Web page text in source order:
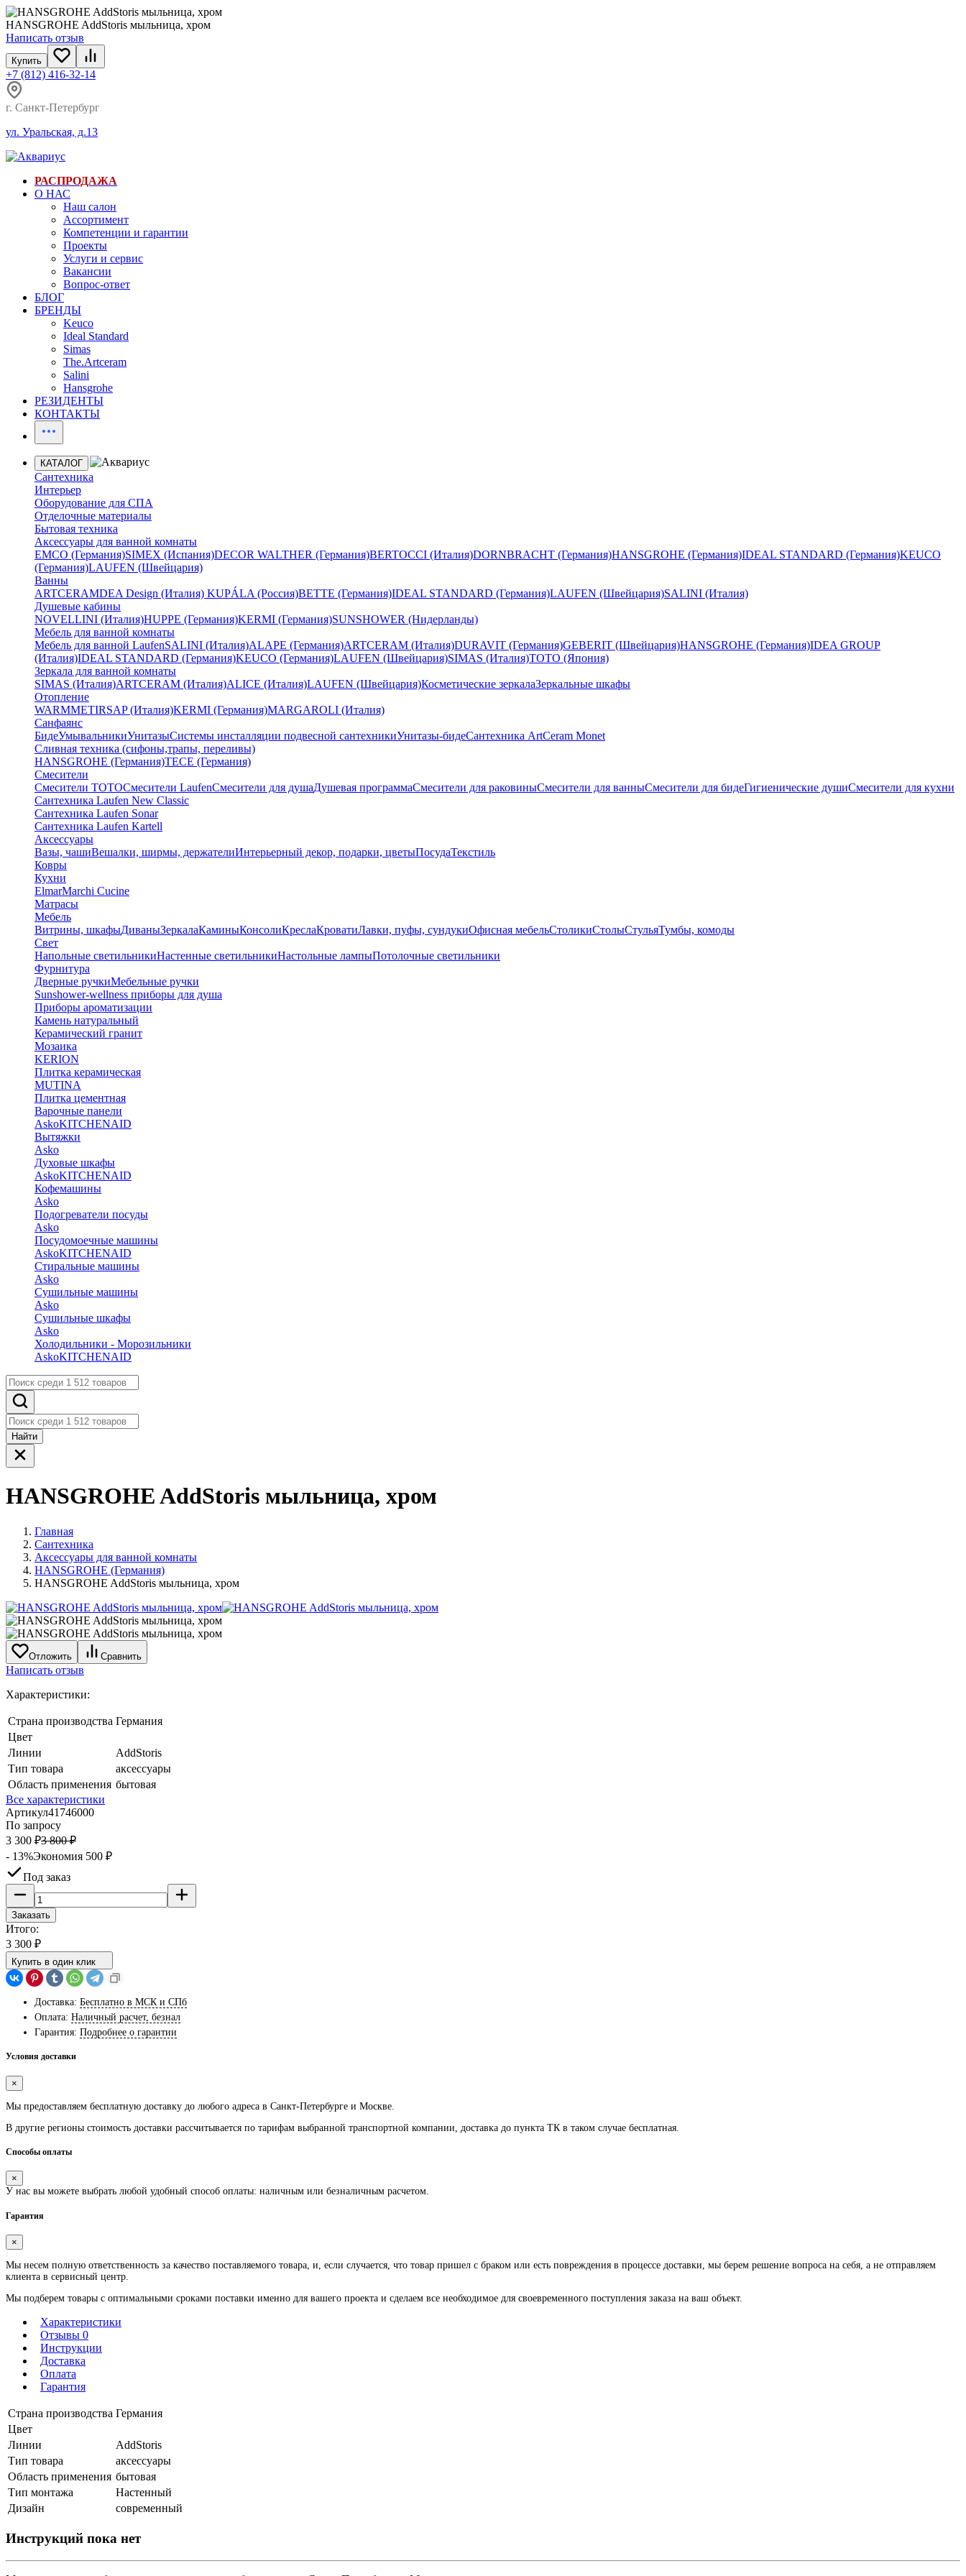
HANSGROHE AddStoris мыльница, хром
Написать отзыв
Купить
+7 (812) 416-32-14
г. Санкт-Петербург
ул. Уральская, д.13
РАСПРОДАЖА
О НАС
Наш салон
Ассортимент
Компетенции и гарантии
Проекты
Услуги и сервис
Вакансии
Вопрос-ответ
БЛОГ
БРЕНДЫ
Keuco
Ideal Standard
Simas
The.Artceram
Salini
Hansgrohe
РЕЗИДЕНТЫ
КОНТАКТЫ
КАТАЛОГ
Сантехника
Интерьер
Оборудование для СПА
Отделочные материалы
Бытовая техника
Аксессуары для ванной комнаты
EMCO (Германия)SIMEX (Испания)DECOR WALTHER (Германия)BERTOCCI (Италия)DORNBRACHT (Германия)HANSGROHE (Германия)IDEAL STANDARD (Германия)KEUCO
(Германия)LAUFEN (Швейцария)
Ванны
ARTCERAMDEA Design (Италия) KUPÁLA (Россия)BETTE (Германия)IDEAL STANDARD (Германия)LAUFEN (Швейцария)SALINI (Италия)
Душевые кабины
NOVELLINI (Италия)HUPPE (Германия)KERMI (Германия)SUNSHOWER (Нидерланды)
Мебель для ванной комнаты
Мебель для ванной LaufenSALINI (Италия)ALAPE (Германия)ARTCERAM (Италия)DURAVIT (Германия)GEBERIT (Швейцария)HANSGROHE (Германия)IDEA GROUP
(Италия)IDEAL STANDARD (Германия)KEUCO (Германия)LAUFEN (Швейцария)SIMAS (Италия)TOTO (Япония)
Зеркала для ванной комнаты
SIMAS (Италия)ARTCERAM (Италия)ALICE (Италия)LAUFEN (Швейцария)Косметические зеркалаЗеркальные шкафы
Отопление
WARMMETIRSAP (Италия)KERMI (Германия)MARGAROLI (Италия)
Санфаянс
БидеУмывальникиУнитазыСистемы инсталляции подвесной сантехникиУнитазы-бидеСантехника ArtCeram Monet
Сливная техника (сифоны,трапы, переливы)
HANSGROHE (Германия)TECE (Германия)
Смесители
Смесители TOTOСмесители LaufenСмесители для душаДушевая программаСмесители для раковиныСмесители для ванныСмесители для бидеГигиенические душиСмесители для кухни
Сантехника Laufen New Classic
Сантехника Laufen Sonar
Сантехника Laufen Kartell
Аксессуары
Вазы, чашиВешалки, ширмы, держателиИнтерьерный декор, подарки, цветыПосудаТекстиль
Ковры
Кухни
ElmarMarchi Cucine
Матрасы
Мебель
Витрины, шкафыДиваныЗеркалаКаминыКонсолиКреслаКроватиЛавки, пуфы, сундукиОфисная мебельСтоликиСтолыСтульяТумбы, комоды
Свет
Напольные светильникиНастенные светильникиНастольные лампыПотолочные светильники
Фурнитура
Дверные ручкиМебельные ручки
Sunshower-wellness приборы для душа
Приборы ароматизации
Камень натуральный
Керамический гранит
Мозаика
KERION
Плитка керамическая
MUTINA
Плитка цементная
Варочные панели
AskoKITCHENAID
Вытяжки
Asko
Духовые шкафы
AskoKITCHENAID
Кофемашины
Asko
Подогреватели посуды
Asko
Посудомоечные машины
AskoKITCHENAID
Стиральные машины
Asko
Сушильные машины
Asko
Сушильные шкафы
Asko
Холодильники - Морозильники
AskoKITCHENAID
Найти
HANSGROHE AddStoris мыльница, хром
Главная
Сантехника
Аксессуары для ванной комнаты
HANSGROHE (Германия)
HANSGROHE AddStoris мыльница, хром
Отложить Сравнить
Написать отзыв
Характеристики:
Страна производства Германия
Цвет
Линии
AddStoris
Тип товара
аксессуары
Область применения бытовая
Все характеристики
Артикул41746000
По запросу
3 300 ₽3 800 ₽
- 13%Экономия 500 ₽
Под заказ
Заказать
Итого:
3 300 ₽
Купить в один клик
Доставка: Бесплатно в МСК и СПб
Оплата: Наличный расчет, безнал
Гарантия: Подробнее о гарантии
Условия доставки
×
Мы предоставляем бесплатную доставку до любого адреса в Санкт-Петербурге и Москве.
В другие регионы стоимость доставки рассчитывается по тарифам выбранной транспортной компании, доставка до пункта ТК в таком случае бесплатная
Способы оплаты
×
У нас вы можете выбрать любой удобный способ оплаты: наличным или безналичным расчетом.
Гарантия
×
Мы несем полную ответственность за качество поставляемого товара, и, если случается, что товар пришел с браком или есть повреждения в процессе доставки, мы берем решение вопроса на себя, а не отправляем
клиента в сервисный центр.
Мы подберем товары с оптимальными сроками поставки именно для вашего проекта и сделаем все необходимое для своевременного поступления заказа на ваш объект.
Характеристики
Отзывы 0
Инструкции
Доставка
Оплата
Гарантия
Страна производства Германия
Цвет
Линии
AddStoris
Тип товара
аксессуары
Область применения бытовая
Тип монтажа
Настенный
Дизайн
современный
Инструкций пока нет